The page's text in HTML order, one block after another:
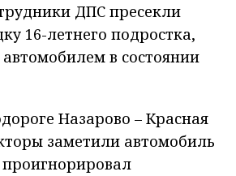
ДПС пресекли
16-летнего подростка,
в состоянии
Назарово – Красная
заметили автомобиль